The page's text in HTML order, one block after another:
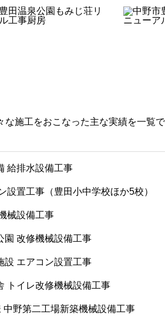
施工をおこなった主な実績を一覧
給排水設備工事
設置工事（豊田小中学校ほか5校）
械設備工事
園 改修機械設備工事
設 エアコン設置工事
トイレ改修機械設備工事
野第二工場新築機械設備工事